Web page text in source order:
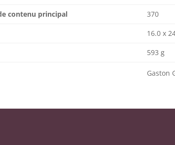
contenu principal 370
16.0 x
593 g
Gaston